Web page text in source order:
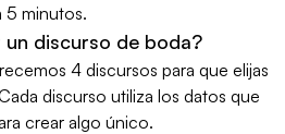
5 minutos.
discurso de boda?
4 discursos para que elijas
discurso utiliza los datos que
crear algo único.